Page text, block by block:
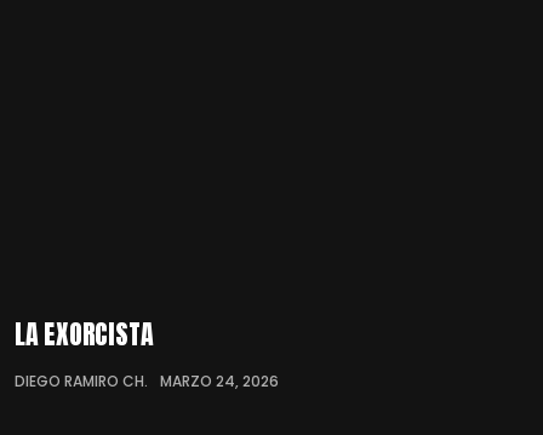
LA EXORCISTA
DIEGO RAMIRO CH. MARZO 24, 2026